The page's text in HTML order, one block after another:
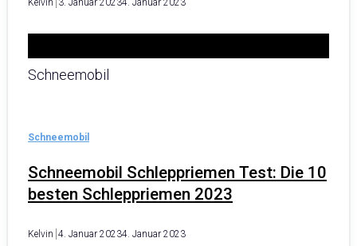
Kelvin 3. Januar 20234. Januar 2023
Schneemobil
Schneemobil Schleppriemen Test: Die 10
besten Schleppriemen 2023
Schneemobil
Kelvin 4. Januar 20234. Januar 2023